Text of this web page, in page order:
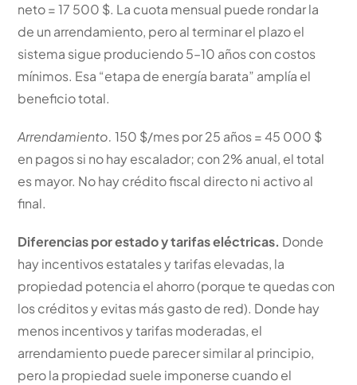
neto = 17 500 $. La cuota mensual puede rondar la
de un arrendamiento, pero al terminar el plazo el
sistema sigue produciendo 5–10 años con costos
mínimos. Esa “etapa de energía barata” amplía el
beneficio total.
Arrendamiento. 150 $/mes por 25 años = 45 000 $
en pagos si no hay escalador; con 2% anual, el total
es mayor. No hay crédito fiscal directo ni activo al
final.
Diferencias por estado y tarifas eléctricas. Donde
hay incentivos estatales y tarifas elevadas, la
propiedad potencia el ahorro (porque te quedas con
los créditos y evitas más gasto de red). Donde hay
menos incentivos y tarifas moderadas, el
arrendamiento puede parecer similar al principio,
pero la propiedad suele imponerse cuando el